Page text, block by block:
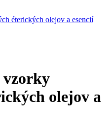
olejov a